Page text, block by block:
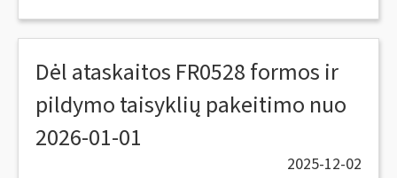
Dėl ataskaitos FR0528 formos ir
pildymo taisyklių pakeitimo nuo
2026-01-01
2025-12-02